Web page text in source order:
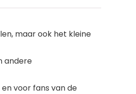
maar ook het kleine
andere
voor fans van de